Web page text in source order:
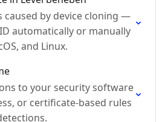
caused by device cloning —
automatically or manually
and Linux.
to your security software
or certificate-based rules